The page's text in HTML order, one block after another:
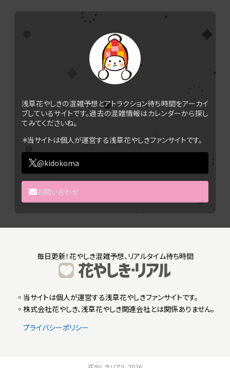
浅草花やしきの混雑予想とアトラクション待ち時間をアーカイ
ブしているサイトです。過去の混雑情報はカレンダーから探し
てみてくださいね。
＊当サイトは個人が運営する浅草花やしきファンサイトです。
@kidokoma
お問い合わせ
毎日更新！花やしき混雑予想、リアルタイム待ち時間
◦当サイトは個人が運営する浅草花やしきファンサイトです。
◦株式会社花やしき、浅草花やしき関連会社とは関係ありません。
プライバシーポリシー